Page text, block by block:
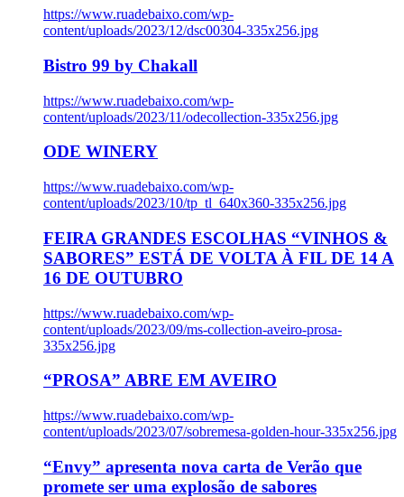
https://www.ruadebaixo.com/wp-
content/uploads/2023/12/dsc00304-335x256.jpg
Bistro 99 by Chakall
https://www.ruadebaixo.com/wp-
content/uploads/2023/11/odecollection-335x256.jpg
ODE WINERY
https://www.ruadebaixo.com/wp-
content/uploads/2023/10/tp_tl_640x360-335x256.jpg
FEIRA GRANDES ESCOLHAS “VINHOS &
SABORES” ESTÁ DE VOLTA À FIL DE 14 A
16 DE OUTUBRO
https://www.ruadebaixo.com/wp-
content/uploads/2023/09/ms-collection-aveiro-prosa-
335x256.jpg
“PROSA” ABRE EM AVEIRO
https://www.ruadebaixo.com/wp-
content/uploads/2023/07/sobremesa-golden-hour-335x256.jpg
“Envy” apresenta nova carta de Verão que
promete ser uma explosão de sabores